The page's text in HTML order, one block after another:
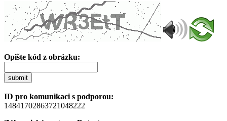
Opište kód z obrázku:
submit
ID pro komunikaci s podporou:
14841702863721048222